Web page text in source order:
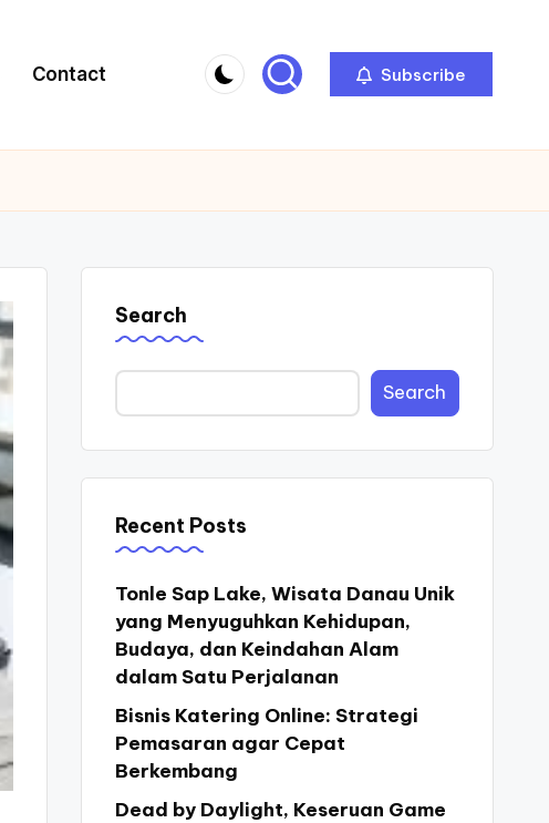
Contact Subscribe
Search
Search
Recent Posts
Tonle Sap Lake, Wisata Danau Unik
yang Menyuguhkan Kehidupan,
Budaya, dan Keindahan Alam
dalam Satu Perjalanan
Bisnis Katering Online: Strategi
Pemasaran agar Cepat
Berkembang
Dead by Daylight, Keseruan Game